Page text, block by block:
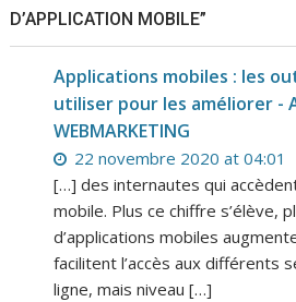
D’APPLICATION MOBILE”
Applications mobiles : les
utiliser pour les améliorer -
WEBMARKETING
22 novembre 2020 at 04:01
[…] des internautes qui
mobile. Plus ce chiffre s’élève,
d’applications mobiles
facilitent l’accès aux différents
ligne, mais niveau […]